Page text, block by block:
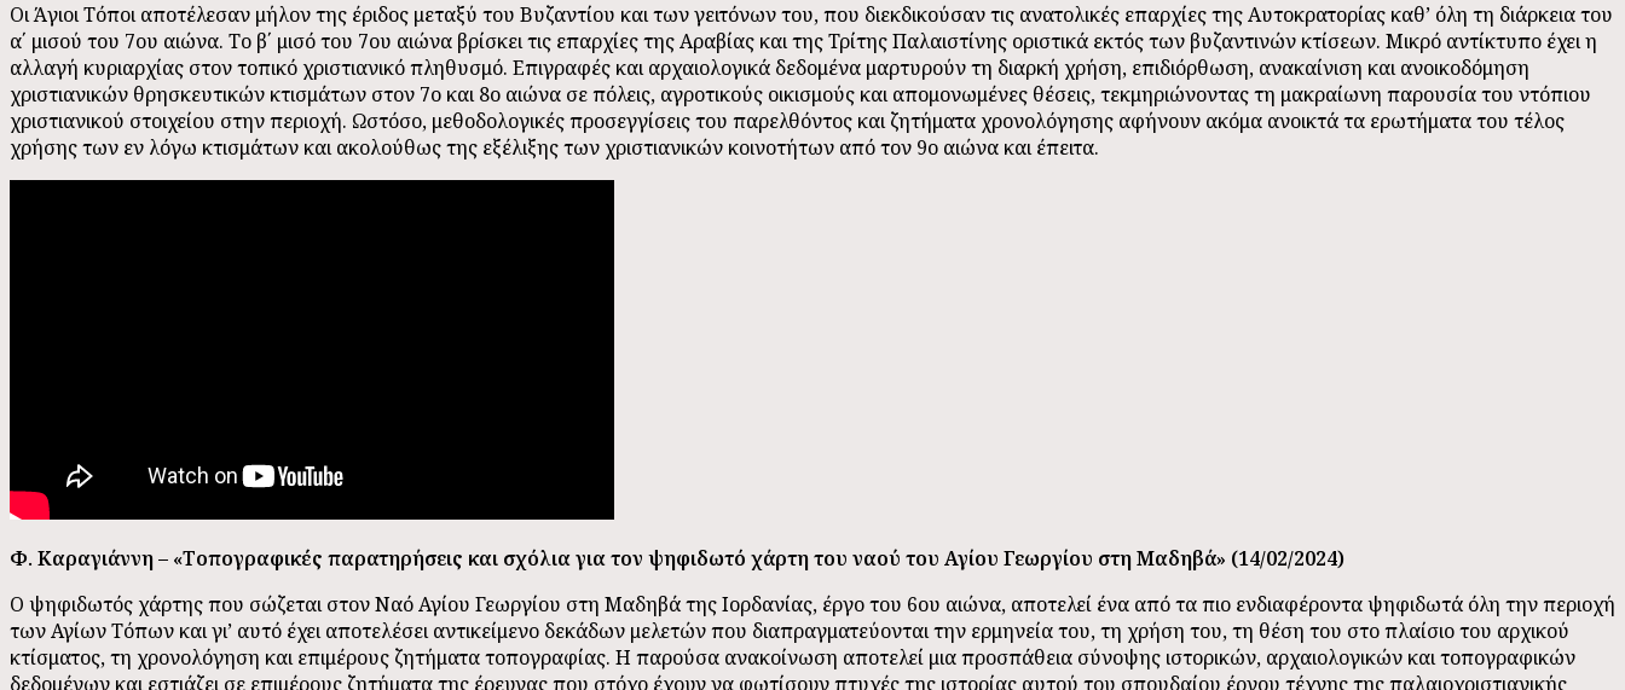
Οι Άγιοι Τόποι αποτέλεσαν μήλον της έριδος μεταξύ του Βυζαντίου και των γειτόνων του, που διεκδικούσαν τις ανατολικές επαρχίες της Αυτοκρατορίας καθ’ όλη τη διάρκεια του
α΄ μισού του 7ου αιώνα. Το β΄ μισό του 7ου αιώνα βρίσκει τις επαρχίες της Αραβίας και της Τρίτης Παλαιστίνης οριστικά εκτός των βυζαντινών κτίσεων. Μικρό αντίκτυπο έχει η
αλλαγή κυριαρχίας στον τοπικό χριστιανικό πληθυσμό. Επιγραφές και αρχαιολογικά δεδομένα μαρτυρούν τη διαρκή χρήση, επιδιόρθωση, ανακαίνιση και ανοικοδόμηση
χριστιανικών θρησκευτικών κτισμάτων στον 7ο και 8ο αιώνα σε πόλεις, αγροτικούς οικισμούς και απομονωμένες θέσεις, τεκμηριώνοντας τη μακραίωνη παρουσία του ντόπιου
χριστιανικού στοιχείου στην περιοχή. Ωστόσο, μεθοδολογικές προσεγγίσεις του παρελθόντος και ζητήματα χρονολόγησης αφήνουν ακόμα ανοικτά τα ερωτήματα του τέλος
χρήσης των εν λόγω κτισμάτων και ακολούθως της εξέλιξης των χριστιανικών κοινοτήτων από τον 9ο αιώνα και έπειτα.
Φ. Καραγιάννη – «Τοπογραφικές παρατηρήσεις και σχόλια για τον ψηφιδωτό χάρτη του ναού του Αγίου Γεωργίου στη Μαδηβά» (14/02/2024)
Ο ψηφιδωτός χάρτης που σώζεται στον Ναό Αγίου Γεωργίου στη Μαδηβά της Ιορδανίας, έργο του 6ου αιώνα, αποτελεί ένα από τα πιο ενδιαφέροντα ψηφιδωτά όλη την περιοχή
των Αγίων Τόπων και γι’ αυτό έχει αποτελέσει αντικείμενο δεκάδων μελετών που διαπραγματεύονται την ερμηνεία του, τη χρήση του, τη θέση του στο πλαίσιο του αρχικού
κτίσματος, τη χρονολόγηση και επιμέρους ζητήματα τοπογραφίας. Η παρούσα ανακοίνωση αποτελεί μια προσπάθεια σύνοψης ιστορικών, αρχαιολογικών και τοπογραφικών
δεδομένων και εστιάζει σε επιμέρους ζητήματα της έρευνας που στόχο έχουν να φωτίσουν πτυχές της ιστορίας αυτού του σπουδαίου έργου τέχνης της παλαιοχριστιανικής